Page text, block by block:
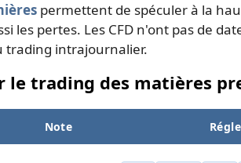
permettent de spéculer à la
les pertes. Les CFD n'ont pas de
trading intrajournalier.
le trading des matières
Note